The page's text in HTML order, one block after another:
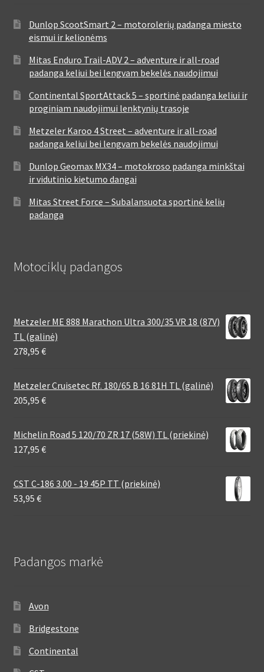
Dunlop ScootSmart 2 – motorolerių padanga miesto
eismui ir kelionėms
Mitas Enduro Trail-ADV 2 – adventure ir all-road
padanga keliui bei lengvam bekelės naudojimui
Continental SportAttack 5 – sportinė padanga keliui ir
proginiam naudojimui lenktynių trasoje
Metzeler Karoo 4 Street – adventure ir all-road
padanga keliui bei lengvam bekelės naudojimui
Dunlop Geomax MX34 – motokroso padanga minkštai
ir vidutinio kietumo dangai
Mitas Street Force – Subalansuota sportinė kelių
padanga
Motociklų padangos
Metzeler ME 888 Marathon Ultra 300/35 VR 18 (87V)
TL (galinė)
278,95 €
Metzeler Cruisetec Rf. 180/65 B 16 81H TL (galinė)
205,95 €
Michelin Road 5 120/70 ZR 17 (58W) TL (priekinė)
127,95 €
CST C-186 3.00 - 19 45P TT (priekinė)
53,95 €
Padangos markė
Avon
Bridgestone
Continental